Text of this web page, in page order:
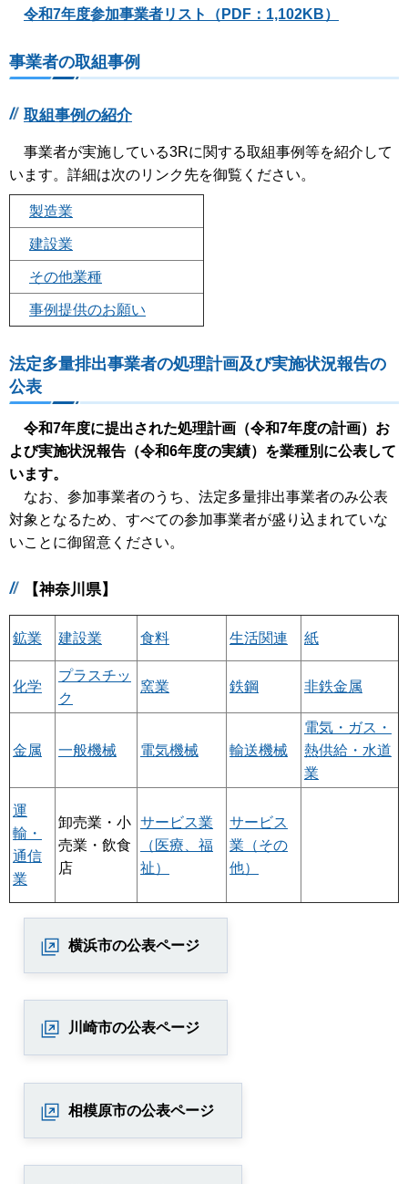
令和7年度参加事業者リスト（PDF：1,102KB）
事業者の取組事例
取組事例の紹介
事業者が実施している3Rに関する取組事例等を紹介して
います。詳細は次のリンク先を御覧ください。
製造業
建設業
その他業種
事例提供のお願い
法定多量排出事業者の処理計画及び実施状況報告の
公表
令和7年度に提出された処理計画（令和7年度の計画）お
よび実施状況報告（令和6年度の実績）を業種別に公表して
います。
なお、参加事業者のうち、法定多量排出事業者のみ公表
対象となるため、すべての参加事業者が盛り込まれていな
いことに御留意ください。
【神奈川県】
鉱業 建設業 食料 生活関連 紙
化学
プラスチッ
ク
窯業 鉄鋼 非鉄金属
金属 一般機械 電気機械 輸送機械
電気・ガス・
熱供給・水道
業
運
輸・
通信
業
卸売業・小
売業・飲食
店
サービス業
（医療、福
祉）
サービス
業（その
他）
横浜市の公表ページ
川崎市の公表ページ
相模原市の公表ページ